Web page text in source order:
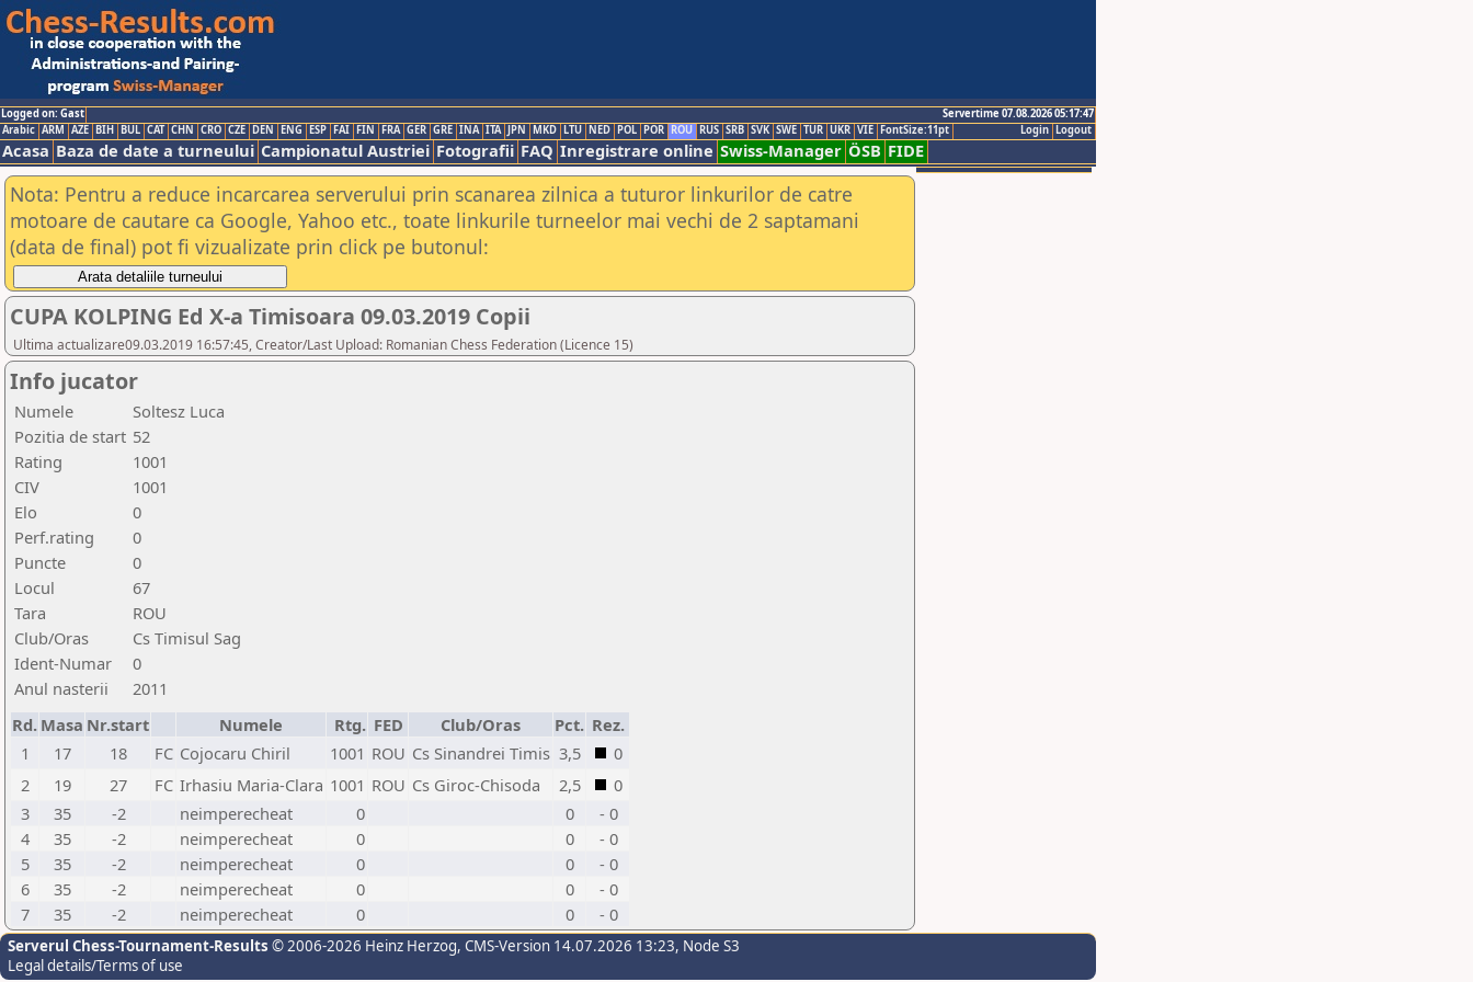
Logged on: Gast
Servertime 07.08.2026 05:17:47
Logout
Login
Arabic ARM AZE BIH BUL CAT CHN CRO CZE DEN ENG ESP FAI FIN FRA GER GRE INA ITA JPN MKD LTU NED POL POR ROU RUS SRB SVK SWE TUR UKR VIE FontSize:11pt
Acasa Baza de date a turneului Campionatul Austriei Fotografii FAQ Inregistrare online Swiss-Manager ÖSB FIDE
Nota: Pentru a reduce incarcarea serverului prin scanarea zilnica a tuturor linkurilor de catre
motoare de cautare ca Google, Yahoo etc., toate linkurile turneelor mai vechi de 2 saptamani
(data de final) pot fi vizualizate prin click pe butonul:
CUPA KOLPING Ed X-a Timisoara 09.03.2019 Copii
Ultima actualizare09.03.2019 16:57:45, Creator/Last Upload: Romanian Chess Federation (Licence 15)
Info jucator
Numele
Soltesz Luca
Pozitia de start 52
Rating
1001
CIV
1001
Elo
0
Perf.rating
0
Puncte
0
Locul
67
Tara
ROU
Club/Oras
Cs Timisul Sag
Ident-Numar
0
Anul nasterii
2011
Rd. Masa Nr.start Numele Rtg. FED Club/Oras Pct. Rez.
1
17 18 FC Cojocaru Chiril 1001 ROU Cs Sinandrei Timis 3,5
0
2
19 27 FC Irhasiu Maria-Clara 1001 ROU Cs Giroc-Chisoda 2,5
0
3
35 -2 neimperecheat 0 0
- 0
4
35 -2 neimperecheat 0 0
- 0
5
35 -2 neimperecheat 0 0
- 0
6
35 -2 neimperecheat 0 0
- 0
7
35 -2 neimperecheat 0 0 - 0
Serverul Chess-Tournament-Results © 2006-2026 Heinz Herzog, CMS-Version 14.07.2026 13:23, Node S3
Legal details/Terms of use